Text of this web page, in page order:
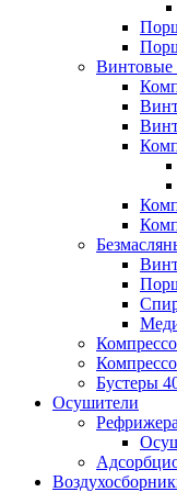
Винтовые
Бустеры
Осушители